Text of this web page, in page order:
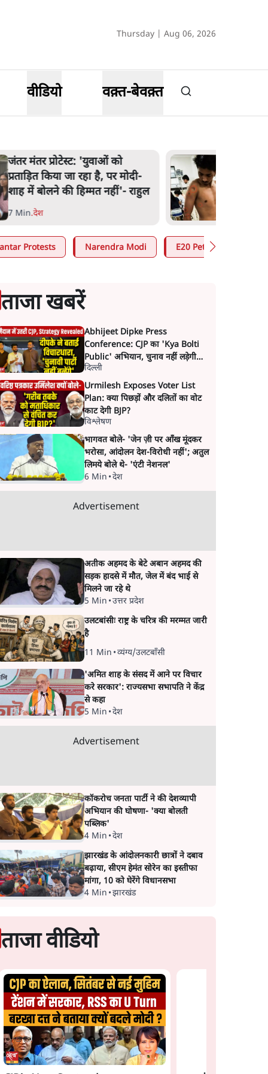
Thursday | Aug 06, 2026
वीडियो वक़्त-बेवक़्त
पेंटर प्रशांत की दर्दनाक दास्तान- जंतर
मंतर पर पैलेट गन से 5 नहीं, 6 लोग
घायल हुए
6 Min
Protests Narendra Modi E20 Petrol Controversy
ताजा खबरें
Abhijeet Dipke Press
Conference: CJP का 'Kya Bolti
Public' अभियान, चुनाव नहीं लड़ेगी
CJP!
दिल्ली
Urmilesh Exposes Voter List
Plan: क्या पिछड़ों और दलितों का वोट
काट देगी BJP?
विश्लेषण
भागवत बोले- 'जेन ज़ी पर आँख मूंदकर
भरोसा, आंदोलन देश-विरोधी नहीं'; अतुल
लिमये बोले थे- 'एंटी नेशनल'
6 Min •देश
Advertisement
अतीक अहमद के बेटे अबान अहमद की
सड़क हादसे में मौत, जेल में बंद भाई से
मिलने जा रहे थे
5 Min •उत्तर प्रदेश
उलटबांसीः राष्ट्र के चरित्र की मरम्मत जारी
है
11 Min •व्यंग्य/उलटबाँसी
'अमित शाह के संसद में आने पर विचार
करे सरकार': राज्यसभा सभापति ने केंद्र
से कहा
5 Min •देश
Advertisement
कॉकरोच जनता पार्टी ने की देशव्यापी
अभियान की घोषणा- 'क्या बोलती
पब्लिक'
4 Min •देश
झारखंड के आंदोलनकारी छात्रों ने दबाव
बढ़ाया, सीएम हेमंत सोरेन का इस्तीफा
मांगा, 10 को घेरेंगे विधानसभा
4 Min •झारखंड
ताजा वीडियो